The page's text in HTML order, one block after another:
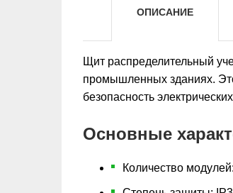
ОПИСАНИЕ
Щит распределительный
промышленных зданиях.
безопасность
Основные
Количество